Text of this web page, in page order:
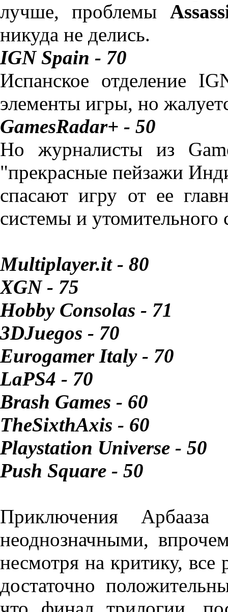
лучше, проблемы
никуда не делись.
IGN Spain - 70
Испанское отделение
элементы игры, но
GamesRadar+ - 50
Но журналисты из
"прекрасные пейзажи
спасают игру от ее
системы и утомительного
Multiplayer.it - 80
XGN - 75
Hobby Consolas - 71
3DJuegos - 70
Eurogamer Italy - 70
LaPS4 - 70
Brash Games - 60
TheSixthAxis - 60
Playstation Universe - 50
Push Square - 50
Приключения
неоднозначными,
несмотря на критику, все
достаточно